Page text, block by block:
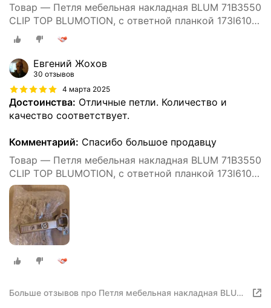
Товар — Петля мебельная накладная BLUM 71B3550
CLIP TOP BLUMOTION, с ответной планкой 173l6100
под саморез 2 шт. (Арт.08884623)
Евгений Жохов
30 отзывов
4 марта 2025
Достоинства: Отличные петли. Количество и
качество соответствует.
Комментарий: Спасибо большое продавцу
Товар — Петля мебельная накладная BLUM 71B3550
CLIP TOP BLUMOTION, с ответной планкой 173l6100
под саморез 2 шт. (Арт.08884623)
Больше отзывов про Петля мебельная накладная BLUM